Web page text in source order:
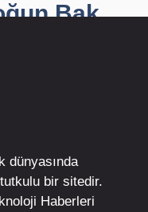
Bak...
dünyasında
bir sitedir.
Haberleri